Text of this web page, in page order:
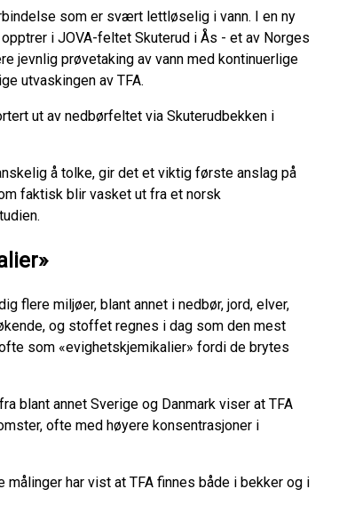
som er svært lettløselig i vann. I en ny
i JOVA-feltet Skuterud i Ås - et av Norges
jevnlig prøvetaking av vann med kontinuerlige
utvaskingen av TFA.
ut av nedbørfeltet via Skuterudbekken i
å tolke, gir det et viktig første anslag på
faktisk blir vasket ut fra et norsk
flere miljøer, blant annet i nedbør, jord, elver,
og stoffet regnes i dag som den mest
som «evighetskjemikalier» fordi de brytes
blant annet Sverige og Danmark viser at TFA
ofte med høyere konsentrasjoner i
har vist at TFA finnes både i bekker og i